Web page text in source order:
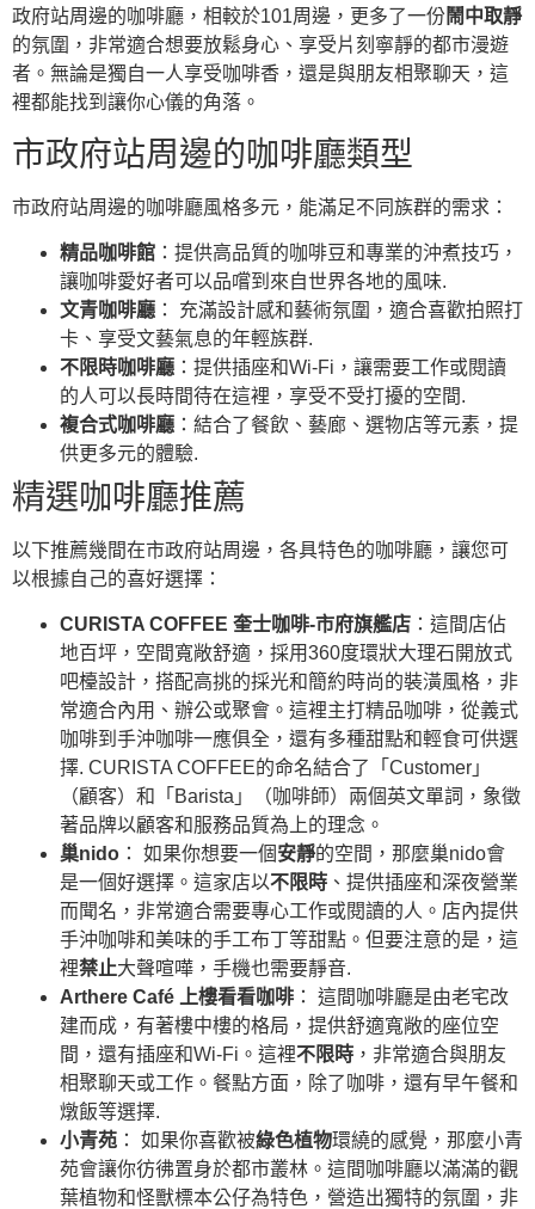
政府站周邊的咖啡廳，相較於101周邊，更多了一份鬧中取靜
的氛圍，非常適合想要放鬆身心、享受片刻寧靜的都市漫遊
者。無論是獨自一人享受咖啡香，還是與朋友相聚聊天，這
裡都能找到讓你心儀的角落。
市政府站周邊的咖啡廳類型
市政府站周邊的咖啡廳風格多元，能滿足不同族群的需求：
精品咖啡館 ：提供高品質的咖啡豆和專業的沖煮技巧，
讓咖啡愛好者可以品嚐到來自世界各地的風味.
文青咖啡廳 ： 充滿設計感和藝術氛圍，適合喜歡拍照打
卡、享受文藝氣息的年輕族群.
不限時咖啡廳 ：提供插座和Wi-Fi，讓需要工作或閱讀
的人可以長時間待在這裡，享受不受打擾的空間.
複合式咖啡廳 ：結合了餐飲、藝廊、選物店等元素，提
供更多元的體驗.
精選咖啡廳推薦
以下推薦幾間在市政府站周邊，各具特色的咖啡廳，讓您可
以根據自己的喜好選擇：
CURISTA COFFEE 奎士咖啡-市府旗艦店 ：這間店佔
地百坪，空間寬敞舒適，採用360度環狀大理石開放式
吧檯設計，搭配高挑的採光和簡約時尚的裝潢風格，非
常適合內用、辦公或聚會。這裡主打精品咖啡，從義式
咖啡到手沖咖啡一應俱全，還有多種甜點和輕食可供選
擇. CURISTA COFFEE的命名結合了「Customer」
（顧客）和「Barista」（咖啡師）兩個英文單詞，象徵
著品牌以顧客和服務品質為上的理念。
巢nido ： 如果你想要一個安靜的空間，那麼巢nido會
是一個好選擇。這家店以不限時 、提供插座和深夜營業
而聞名，非常適合需要專心工作或閱讀的人。店內提供
手沖咖啡和美味的手工布丁等甜點。但要注意的是，這
裡禁止大聲喧嘩，手機也需要靜音.
Arthere Café 上樓看看咖啡 ： 這間咖啡廳是由老宅改
建而成，有著樓中樓的格局，提供舒適寬敞的座位空
間，還有插座和Wi-Fi。這裡不限時 ，非常適合與朋友
相聚聊天或工作。餐點方面，除了咖啡，還有早午餐和
燉飯等選擇.
小青苑 ： 如果你喜歡被綠色植物環繞的感覺，那麼小青
苑會讓你彷彿置身於都市叢林。這間咖啡廳以滿滿的觀
葉植物和怪獸標本公仔為特色，營造出獨特的氛圍，非